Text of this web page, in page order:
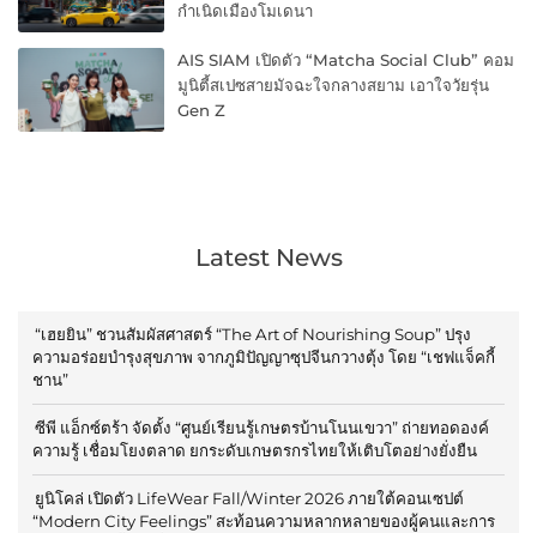
กำเนิดเมืองโมเดนา
AIS SIAM เปิดตัว “Matcha Social Club” คอม
มูนิตี้สเปซสายมัจฉะใจกลางสยาม เอาใจวัยรุ่น
Gen Z
Latest News
“เฮยยิน” ชวนสัมผัสศาสตร์ “The Art of Nourishing Soup” ปรุง
ความอร่อยบำรุงสุขภาพ จากภูมิปัญญาซุปจีนกวางตุ้ง โดย “เชฟแจ็คกี้
ชาน”
ซีพี แอ็กซ์ตร้า จัดตั้ง “ศูนย์เรียนรู้เกษตรบ้านโนนเขวา” ถ่ายทอดองค์
ความรู้ เชื่อมโยงตลาด ยกระดับเกษตรกรไทยให้เติบโตอย่างยั่งยืน
ยูนิโคล่ เปิดตัว LifeWear Fall/Winter 2026 ภายใต้คอนเซปต์
“Modern City Feelings” สะท้อนความหลากหลายของผู้คนและการ